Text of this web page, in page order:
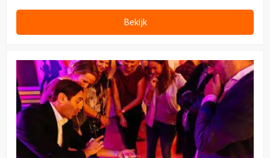
vrijgezellenfeest in Rotterdam.
Bekijk
Bekijk
Goochel
Workshop